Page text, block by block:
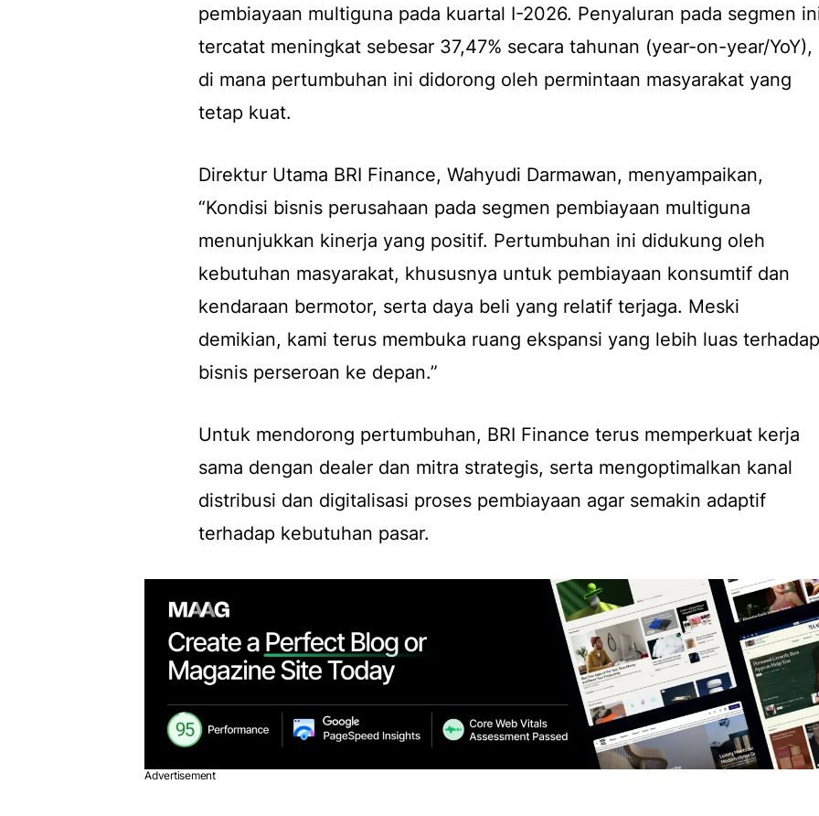
pembiayaan multiguna pada kuartal I-2026. Penyaluran pada segmen
tercatat meningkat sebesar 37,47% secara tahunan (year-on-year/YoY),
di mana pertumbuhan ini didorong oleh permintaan masyarakat yang
tetap kuat.
Direktur Utama BRI Finance, Wahyudi Darmawan, menyampaikan,
“Kondisi bisnis perusahaan pada segmen pembiayaan multiguna
menunjukkan kinerja yang positif. Pertumbuhan ini didukung oleh
kebutuhan masyarakat, khususnya untuk pembiayaan konsumtif dan
kendaraan bermotor, serta daya beli yang relatif terjaga. Meski
demikian, kami terus membuka ruang ekspansi yang lebih luas terhadap
bisnis perseroan ke depan.”
Untuk mendorong pertumbuhan, BRI Finance terus memperkuat kerja
sama dengan dealer dan mitra strategis, serta mengoptimalkan kanal
distribusi dan digitalisasi proses pembiayaan agar semakin adaptif
terhadap kebutuhan pasar.
Advertisement